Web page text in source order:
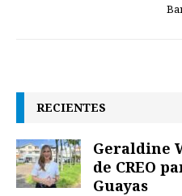
RECIENTES
Geraldine
de CREO
Guayas